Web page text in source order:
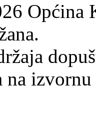
Općina
izvornu